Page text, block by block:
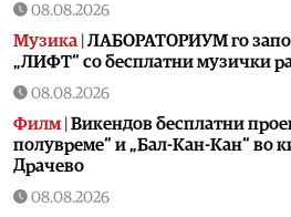
08.08.2026
Музика ЛАБОРАТОРИУМ го
„ЛИФТ“ со бесплатни музички
08.08.2026
Филм Викендов бесплатни
полувреме“ и „Бал-Кан-Кан“ во
Драчево
08.08.2026